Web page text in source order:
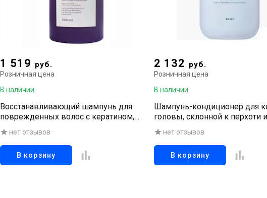
1 519 руб.
Розничная цена
В наличии
Восстанавливающий шампунь для
поврежденных волос с кератином,
1000 мл
нет отзывов
В корзину
2 132 руб.
Розничная цена
В наличии
Шампунь-кондиционер для
головы, склонной к перхоти
препятствующий оседанию
(слабокислотный)
мл
нет отзывов
В корзину